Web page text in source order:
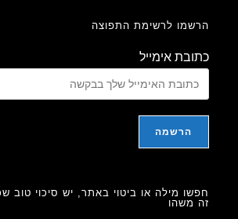
לרשימת התפוצה
אימייל
מילה או ביטוי באתר, יש סיכוי טוב שכבר